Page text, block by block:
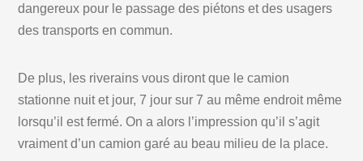
dangereux pour le passage des piétons et des usagers
des transports en commun.
De plus, les riverains vous diront que le camion
stationne nuit et jour, 7 jour sur 7 au même endroit même
lorsqu’il est fermé. On a alors l’impression qu’il s’agit
vraiment d’un camion garé au beau milieu de la place.